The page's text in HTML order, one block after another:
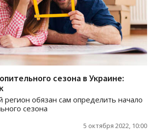
сезона в Украине:
обязан сам определить начало
сезона
5 октября 2022, 10:00